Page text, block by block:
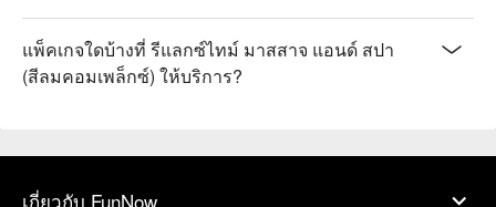
แพ็คเกจใดบ้างที่ รีแลกซ์ไทม์ มาสสาจ แอนด์ สปา
(สีลมคอมเพล็กซ์) ให้บริการ?
เกี่ยวกับ FunNow